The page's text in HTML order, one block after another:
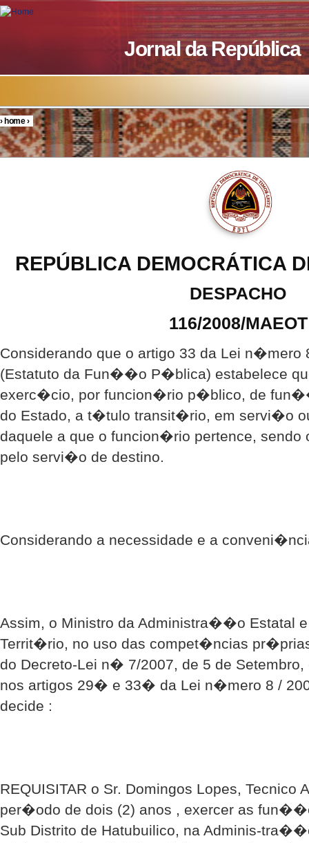
Skip to main content
Jornal da República
You are here
›home›
REPÚBLICA DEMOCRÁTICA
DESPACHO
116/2008/MAEOT
Considerando que o artigo 33 da Lei n�mero
(Estatuto da Fun��o P�blica) estabelece
exerc�cio, por funcion�rio p�blico, de
do Estado, a t�tulo transit�rio, em servi�o
daquele a que o funcion�rio pertence, sendo
pelo servi�o de destino.
Considerando a necessidade e a
Assim, o Ministro da Administra��o Estatal
Territ�rio, no uso das compet�ncias
do Decreto-Lei n� 7/2007, de 5 de
nos artigos 29� e 33� da Lei n�mero 8 /
decide :
REQUISITAR o Sr. Domingos Lopes, Tecnico
per�odo de dois (2) anos , exercer as
Sub Distrito de Hatubuilico, na Adminis-